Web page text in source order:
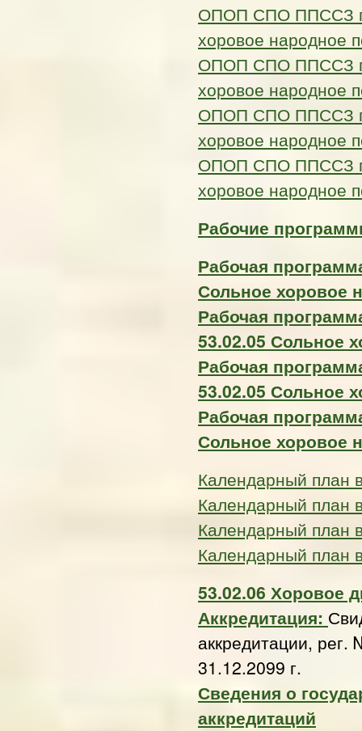
ОПОП СПО ППССЗ
хоровое народное
ОПОП СПО ППССЗ
хоровое народное
ОПОП СПО ППССЗ
хоровое народное
ОПОП СПО ППССЗ
хоровое народное
Рабочие
Рабочая
Сольное хоровое
Рабочая
53.02.05 Сольное
Рабочая
53.02.05 Сольное
Рабочая
Сольное хоровое
Календарный план
Календарный план
Календарный план
Календарный план
53.02.06 Хоровое
Аккредитация:
аккредитации,
31.12.2099 г.
Сведения о
аккредитаций